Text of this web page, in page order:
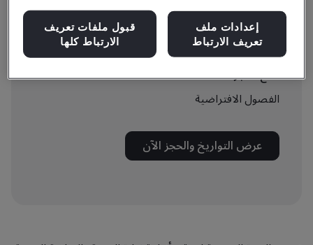
5 days
متاح للحجز:
الفصول الافتراضية
عرض التواريخ والحجز الآن
إعدادات ملف
تعريف الارتباط
قبول ملفات تعريف
الارتباط كلها